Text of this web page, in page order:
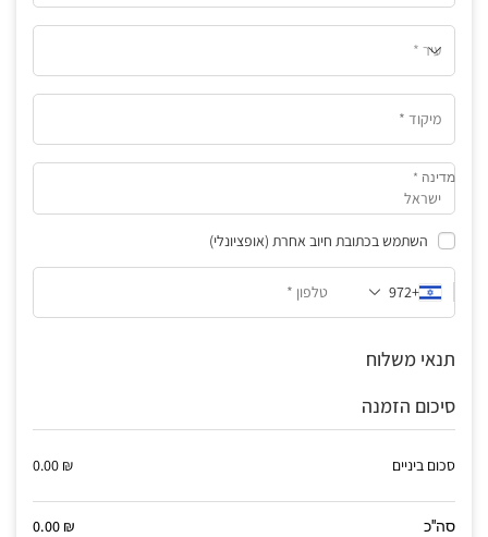
עיר *
מדינה *
ישראל
השתמש בכתובת חיוב אחרת (אופציונלי)
+972
תנאי משלוח
סיכום הזמנה
סכום ביניים 0.00 ₪
סה"כ 0.00 ₪